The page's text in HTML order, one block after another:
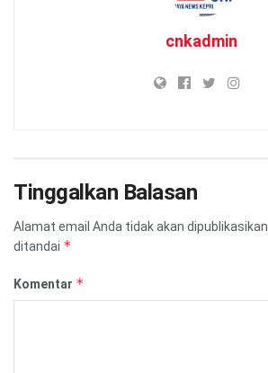
cnkadmin
Tinggalkan Balasan
Alamat email Anda tidak akan dipublikasikan.
ditandai *
Komentar *